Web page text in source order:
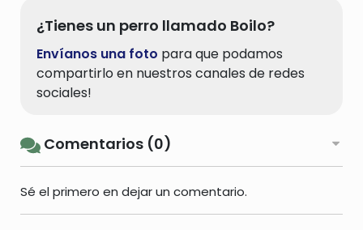
¿Tienes un perro llamado Boilo?
Envíanos una foto para que podamos
compartirlo en nuestros canales de redes
sociales!
Comentarios (0)
Sé el primero en dejar un comentario.